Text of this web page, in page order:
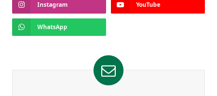
Instagram YouTube
WhatsApp